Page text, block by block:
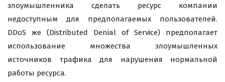
злоумышленника сделать ресурс компании
недоступным для предполагаемых пользователей.
DDoS же (Distributed Denial of Service) предполагает
использование множества злоумышленных
источников трафика для нарушения нормальной
работы ресурса.